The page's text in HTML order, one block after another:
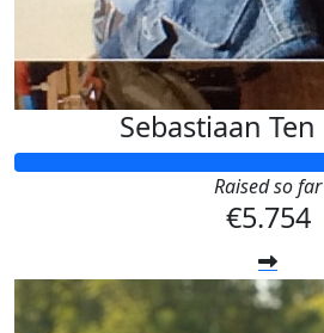
Sebastiaan
Raised so far
€5.754